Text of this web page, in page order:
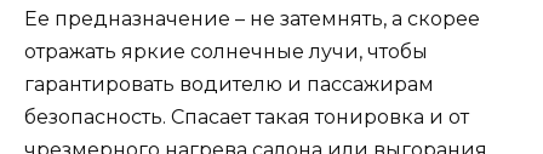
Ее предназначение – не затемнять, а скорее
отражать яркие солнечные лучи, чтобы
гарантировать водителю и пассажирам
безопасность. Спасает такая тонировка и от